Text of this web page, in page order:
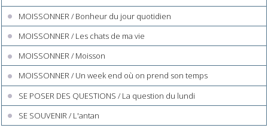
MOISSONNER / Bonheur du jour quotidien
MOISSONNER / Les chats de ma vie
MOISSONNER / Moisson
MOISSONNER / Un week end où on prend son temps
SE POSER DES QUESTIONS / La question du lundi
SE SOUVENIR / L'antan